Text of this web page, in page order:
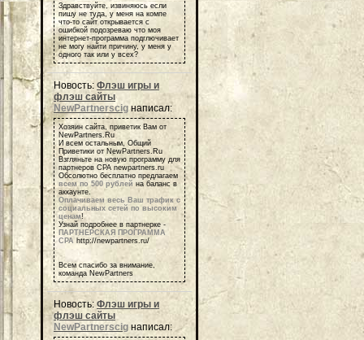
Здравствуйте, извиняюсь если
пишу не туда, у меня на компе
что-то сайт открывается с
ошибкой подозреваю что моя
интернет-программа подглючивает
не могу найти причину, у меня у
одного так или у всех?
Новость: Флэш игры и
флэш сайты
NewPartnerscig написал:
Хозяин сайта, приветик Вам от
NewPartners.Ru
И всем остальным, Общий
Приветики от NewPartners.Ru
Взгляньте на новую программу для
партнеров СРА newpartners.ru
Обсолютно бесплатно предлагаем
всем по 500 рублей на баланс в
аккаунте.
Оплачиваем весь Ваш трафик с
социальных сетей по высоким
ценам!
Узнай подробнее в партнерке -
ПАРТНЕРСКАЯ ПРОГРАММА
СРА http://newpartners.ru/
Всем спасибо за внимание,
команда NewPartners
Новость: Флэш игры и
флэш сайты
NewPartnerscig написал: